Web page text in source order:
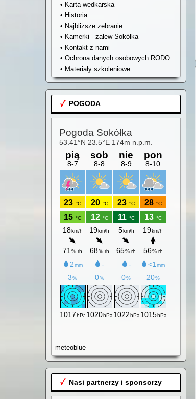
• Karta wędkarska
• Historia
• Najbliższe zebranie
• Kamerki - zalew Sokółka
• Kontakt z nami
• Ochrona danych osobowych RODO
• Materiały szkoleniowe
POGODA
meteoblue
Nasi partnerzy i sponsorzy